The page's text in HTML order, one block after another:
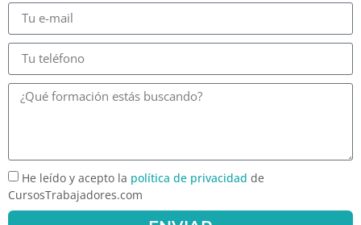
He leído y acepto la política de privacidad de
CursosTrabajadores.com